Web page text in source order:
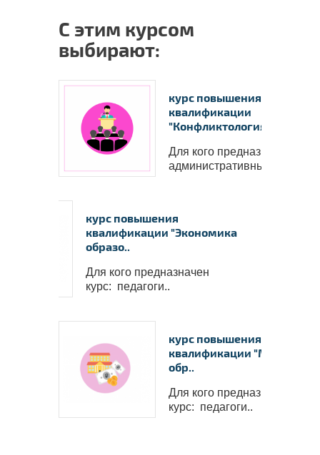
С этим курсом
выбирают:
курс повышения
квалификации
"Конфликтология д..
Для кого предназначен курс:
административный пер..
курс повышения
квалификации "Экономика
образо..
Для кого предназначен
курс: педагоги..
курс повышения
квалификации
обр..
Для кого предназначен
курс: педагоги..